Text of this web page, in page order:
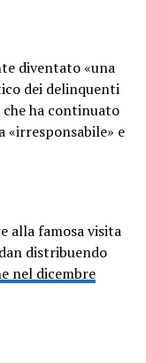
diventato «una
dei delinquenti
ha continuato
«irresponsabile» e
alla famosa visita
distribuendo
nel dicembre